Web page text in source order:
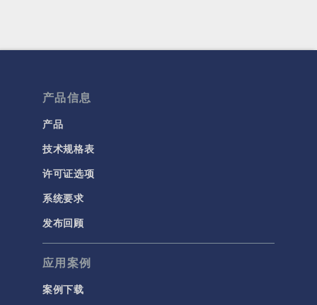
产品信息
产品
技术规格表
许可证选项
系统要求
发布回顾
应用案例
案例下载